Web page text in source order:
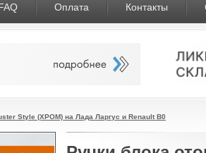
Оплата Контакты
Style (ХРОМ) на Лада Ларгус и Renault B0